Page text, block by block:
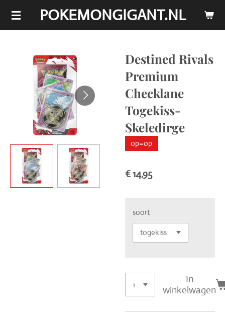
Ga
hoofdinhoud
POKEMONGIGANT.NL
Destined Rivals
Premium
Checklane
Togekiss-
Skeledirge
op=op
€ 14,95
soort
In
winkelwagen